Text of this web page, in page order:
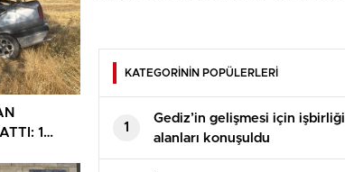
1
KATEGORİNİN POPÜLERLERİ
1
Gediz’in gelişmesi için işbirliği
alanları konuşuldu